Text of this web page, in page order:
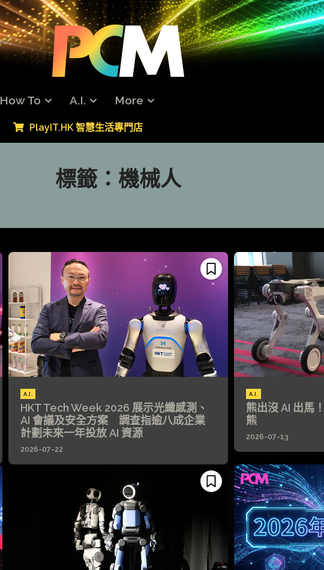
How To A.I. More
PlayIT.HK 智慧生活專門店
標籤： 機械人
A.I.
HKT Tech Week 2026 展示光纖感測、
AI 會議及安全方案 調查指逾八成企業
計劃未來一年投放 AI 資源
2026-07-22
A.I.
熊出沒 AI 出馬
熊
2026-07-13